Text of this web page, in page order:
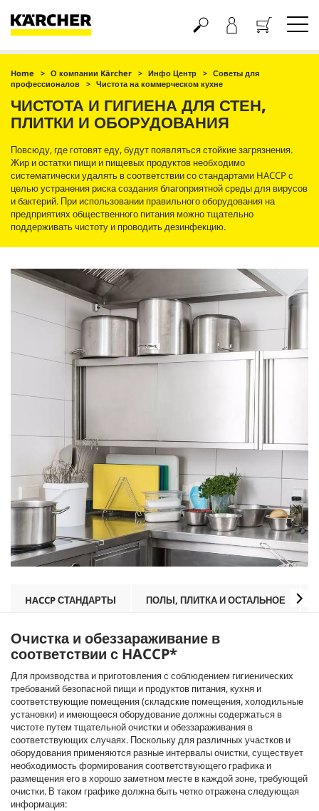
Корзина
Home О компании Kärcher Инфо Центр
Советы для
профессионалов
Чистота на коммерческом кухне
ЧИСТОТА И ГИГИЕНА ДЛЯ СТЕН,
ПЛИТКИ И ОБОРУДОВАНИЯ
Повсюду, где готовят еду, будут появляться стойкие загрязнения.
Жир и остатки пищи и пищевых продуктов необходимо
систематически удалять в соответствии со стандартами HACCP с
целью устранения риска создания благоприятной среды для вирусов
и бактерий. При использовании правильного оборудования на
предприятиях общественного питания можно тщательно
поддерживать чистоту и проводить дезинфекцию.
HACCP СТАНДАРТЫ ПОЛЫ, ПЛИТКА И ОСТАЛЬНОЕ
Очистка и обеззараживание в
соответствии с HACCP*
Для производства и приготовления с соблюдением гигиенических
требований безопасной пищи и продуктов питания, кухня и
соответствующие помещения (складские помещения, холодильные
установки) и имеющееся оборудование должны содержаться в
чистоте путем тщательной очистки и обеззараживания в
соответствующих случаях. Поскольку для различных участков и
оборудования применяются разные интервалы очистки, существует
необходимость формирования соответствующего графика и
размещения его в хорошо заметном месте в каждой зоне, требующей
очистки. В таком графике должна быть четко отражена следующая
информация: